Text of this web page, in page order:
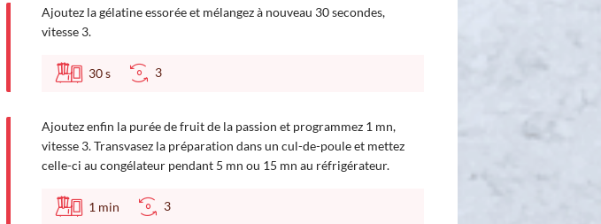
Ajoutez la gélatine essorée et mélangez à nouveau 30 secondes,
vitesse 3.
30s 3
Ajoutez enfin la purée de fruit de la passion et programmez 1 mn,
vitesse 3. Transvasez la préparation dans un cul-de-poule et mettez
celle-ci au congélateur pendant 5 mn ou 15 mn au réfrigérateur.
1 min 3